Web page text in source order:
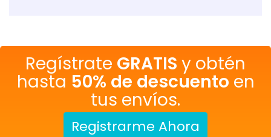
Regístrate GRATIS y obtén
hasta 50% de descuento en
tus envíos.
Registrarme Ahora